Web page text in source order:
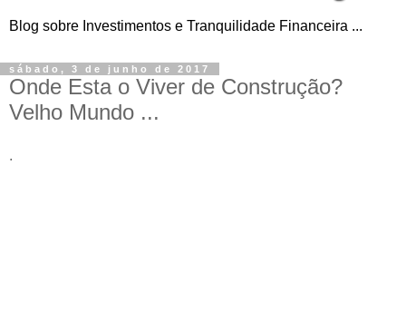
Blog sobre Investimentos e Tranquilidade Financeira ...
sábado, 3 de junho de 2017
Onde Esta o Viver de Construção?
Velho Mundo ...
.